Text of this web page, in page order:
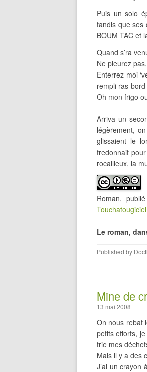
Puis un solo
tandis que ses
BOUM TAC et
Quand s’ra
Ne pleurez
Enterrez-moi
rempli ras-
Oh mon frigo
Arriva un
légèrement,
glissaient le
fredonnait
rocailleux, la
Roman,
Touchatougiciel
Le roman,
Published by
Mine de
13 mai 2008
On nous rebat
petits efforts,
trie mes
Mais il y a des
J’ai un crayon